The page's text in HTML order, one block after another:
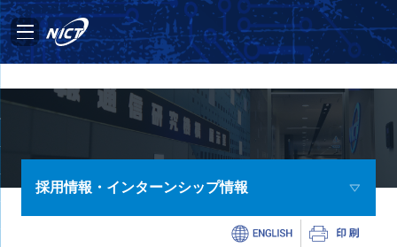
採用情報・インターンシップ情報